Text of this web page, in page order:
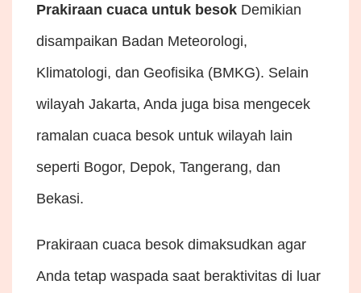
Prakiraan cuaca untuk besok Demikian
disampaikan Badan Meteorologi,
Klimatologi, dan Geofisika (BMKG). Selain
wilayah Jakarta, Anda juga bisa mengecek
ramalan cuaca besok untuk wilayah lain
seperti Bogor, Depok, Tangerang, dan
Bekasi.
Prakiraan cuaca besok dimaksudkan agar
Anda tetap waspada saat beraktivitas di luar